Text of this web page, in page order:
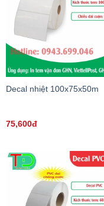
Decal nhiệt 100x75x50m
75,600đ